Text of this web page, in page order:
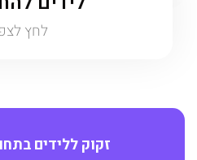
לחץ
זקוק ללידים בתחו